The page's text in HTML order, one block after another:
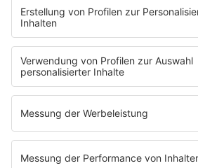
CRR YouTube
SERVICE
Wetter
Verkehr & Blitzer
Weggehtipps